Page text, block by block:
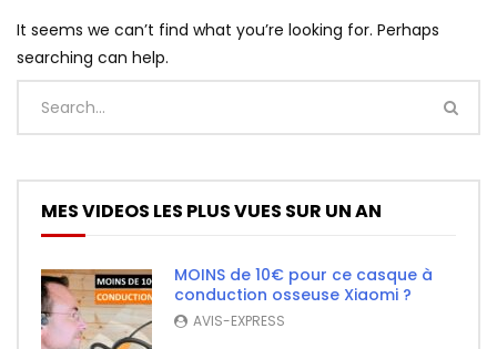
It seems we can’t find what you’re looking for. Perhaps
searching can help.
MES VIDEOS LES PLUS VUES SUR UN AN
MOINS de 10€ pour ce casque à
conduction osseuse Xiaomi ?
AVIS-EXPRESS